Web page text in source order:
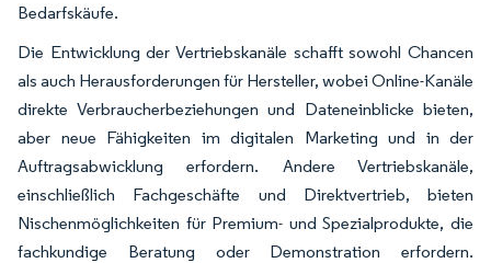
Bedarfskäufe.
Die Entwicklung der Vertriebskanäle schafft sowohl Chancen
als auch Herausforderungen für Hersteller, wobei Online-Kanäle
direkte Verbraucherbeziehungen und Dateneinblicke bieten,
aber neue Fähigkeiten im digitalen Marketing und in der
Auftragsabwicklung erfordern. Andere Vertriebskanäle,
einschließlich Fachgeschäfte und Direktvertrieb, bieten
Nischenmöglichkeiten für Premium- und Spezialprodukte, die
fachkundige Beratung oder Demonstration erfordern.